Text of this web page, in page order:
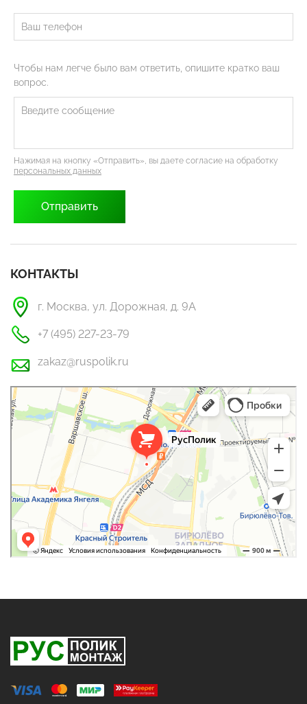
Чтобы нам легче было вам ответить, опишите кратко ваш
вопрос.
Нажимая на кнопку «Отправить», вы даете согласие на обработку
персональных данных
КОНТАКТЫ
г. Москва, ул. Дорожная, д. 9А
+7 (495) 227-23-79
zakaz@ruspolik.ru
РусПолик
Оргстекло, поликарбонат в Москве
Строительные и отделочные работы в Москве